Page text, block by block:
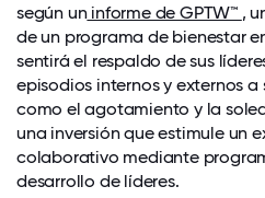
según uninforme de GPTW™ ,
de un programa de bienestar
sentirá el respaldo de sus
episodios internos y externos
como el agotamiento y la
una inversión que estimule un
colaborativo mediante
desarrollo de líderes.